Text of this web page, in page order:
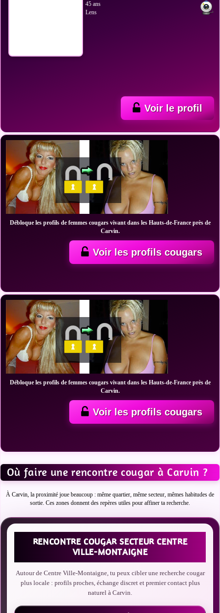
45 ans
Lens
Voir le profil
Débloque les profils de femmes cougars vivant dans les Hauts-de-France près de
Carvin.
Voir les profils cougars
Débloque les profils de femmes cougars vivant dans les Hauts-de-France près de
Carvin.
Voir les profils cougars
Où faire une rencontre cougar à Carvin ?
À Carvin, la proximité joue beaucoup : même quartier, même secteur, mêmes habitudes de
sortie. Ces zones donnent des repères utiles pour affiner ta recherche.
RENCONTRE COUGAR SECTEUR CENTRE
VILLE-MONTAIGNE
Autour de Centre Ville-Montaigne, tu peux cibler une recherche cougar
plus locale : profils proches, échange discret et premier contact plus
naturel à Carvin.